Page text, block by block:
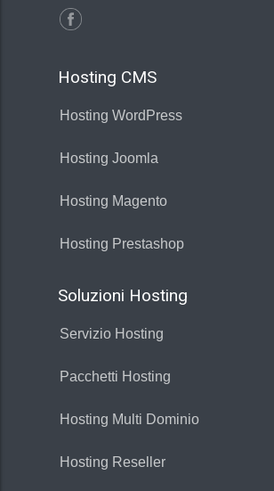
Hosting CMS
Hosting WordPress
Hosting Joomla
Hosting Magento
Hosting Prestashop
Soluzioni Hosting
Servizio Hosting
Pacchetti Hosting
Hosting Multi Dominio
Hosting Reseller